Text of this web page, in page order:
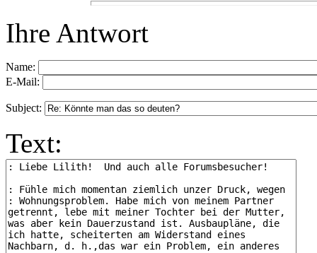
Ihre Antwort
Name:
E-Mail:
Subject:
Text: